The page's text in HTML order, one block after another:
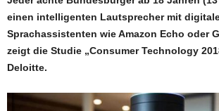
einen intelligenten Lautsprecher mit
Sprachassistenten wie Amazon Echo oder
zeigt die Studie „Consumer Technology
Deloitte.